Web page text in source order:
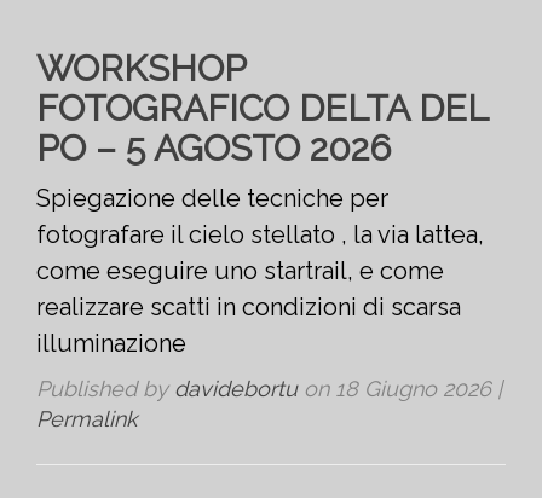
WORKSHOP
FOTOGRAFICO DELTA DEL
PO – 5 AGOSTO 2026
Spiegazione delle tecniche per
fotografare il cielo stellato , la via lattea,
come eseguire uno startrail, e come
realizzare scatti in condizioni di scarsa
illuminazione
Published by davidebortuon 18 Giugno 2026|
Permalink